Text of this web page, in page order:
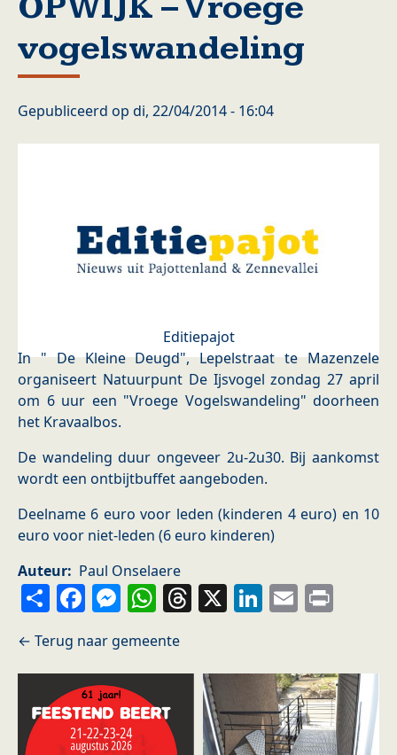
vogelswandeling
Gepubliceerd op di, 22/04/2014 - 16:04
Editiepajot
In " De Kleine Deugd", Lepelstraat te Mazenzele
organiseert Natuurpunt De Ijsvogel zondag 27 april
om 6 uur een "Vroege Vogelswandeling" doorheen
het Kravaalbos.
De wandeling duur ongeveer 2u-2u30. Bij aankomst
wordt een ontbijtbuffet aangeboden.
Deelname 6 euro voor leden (kinderen 4 euro) en 10
euro voor niet-leden (6 euro kinderen)
Auteur
Paul Onselaere
ShareFacebook
Messenger
WhatsApp
Threads
X LinkedIn
Email